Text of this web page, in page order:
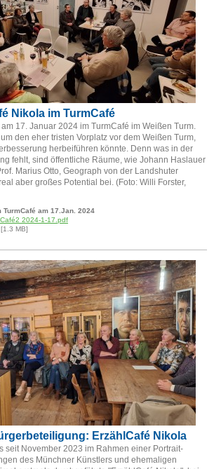
Nikola im TurmCafé
17. Januar 2024 im TurmCafé im Weißen Turm.
den eher tristen Vorplatz vor dem Weißen Turm,
herbeiführen könnte. Denn was in der
fehlt, sind öffentliche Räume, wie Johann Haslauer
Marius Otto, Geograph von der Landshuter
aber großes Potential bei. (Foto: Willi Forster,
TurmCafé am 17.Jan. 2024
2024-1-17.pdf
MB]
ErzählCafé Nikola
seit November 2023 im Rahmen einer Portrait-
des Münchner Künstlers und ehemaligen